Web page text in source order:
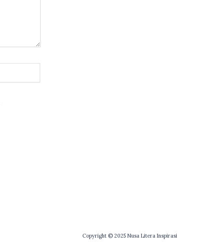
Copyright © 2025 Nusa Litera Inspirasi